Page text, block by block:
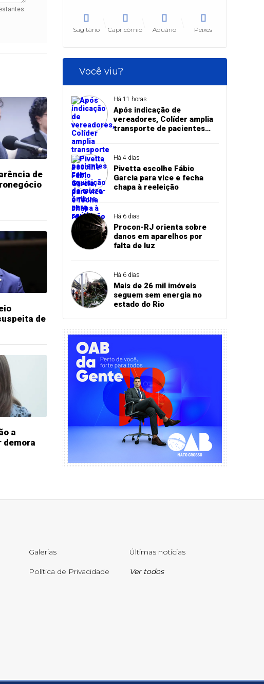
de
de
a
demora
Sagitário Capricórnio Aquário Peixes
Você viu?
Há 11 horas
Após indicação de
vereadores, Colíder amplia
transporte de pacientes
Há 4 dias
Pivetta escolhe Fábio
Garcia para vice e fecha
chapa à reeleição
Há 6 dias
Procon-RJ orienta sobre
danos em aparelhos por
falta de luz
Há 6 dias
Mais de 26 mil imóveis
seguem sem energia no
estado do Rio
Galerias Últimas notícias
Política de Privacidade Ver todos